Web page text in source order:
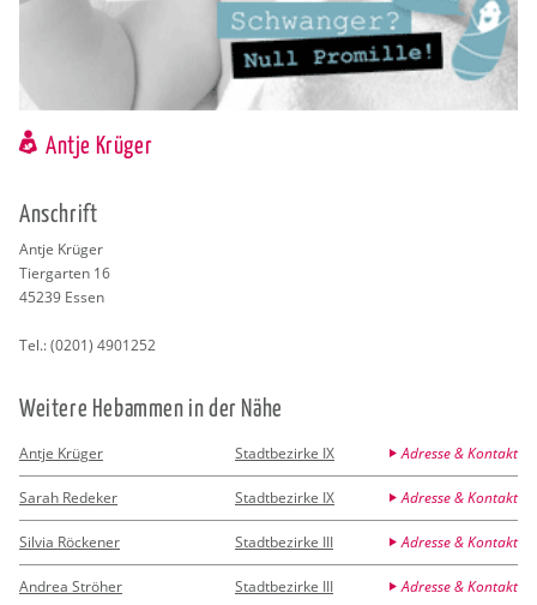
Antje Krüger
An­schrift
Antje Krü­ger
Tier­gar­ten 16
45239 Essen
Tel.:(0201) 4901252
Wei­te­re Heb­am­men in der Nähe
Antje Krüger Stadtbezirke IX Adresse & Kontakt
Sarah Redeker Stadtbezirke IX Adresse & Kontakt
Silvia Röckener Stadtbezirke III Adresse & Kontakt
Andrea Ströher Stadtbezirke III Adresse & Kontakt